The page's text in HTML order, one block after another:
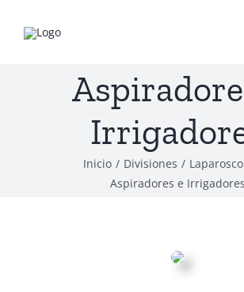
Inicio / Divisiones /
Aspiradores e Irrigadores